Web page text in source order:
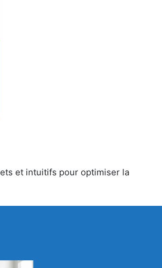
et intuitifs pour optimiser la